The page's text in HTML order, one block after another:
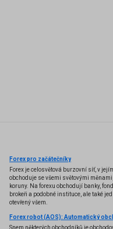
Forex pro začátečníky
Forex je celosvětová burzovní síť, v
obchoduje se všemi světovými
koruny. Na forexu obchodují banky,
brokeři a podobné instituce, ale také
otevřený všem.
Snem některých obchodníků je